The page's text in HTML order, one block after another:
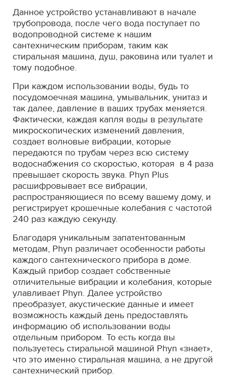
Данное устройство устанавливают в начале
трубопровода, после чего вода поступает по
водопроводной системе к нашим
сантехническим приборам, таким как
стиральная машина, душ, раковина или туалет и
тому подобное.
При каждом использовании воды, будь то
посудомоечная машина, умывальник, унитаз и
так далее, давление в ваших трубах меняется.
Фактически, каждая капля воды в результате
микроскопических изменений давления,
создает волновые вибрации, которые
передаются по трубам через всю систему
водоснабжения со скоростью, которая в 4 раза
превышает скорость звука. Phyn Plus
расшифровывает все вибрации,
распространяющиеся по всему вашему дому, и
регистрирует крошечные колебания с частотой
240 раз каждую секунду.
Благодаря уникальным запатентованным
методам, Phyn различает особенности работы
каждого сантехнического прибора в доме.
Каждый прибор создает собственные
отличительные вибрации и колебания, которые
улавливает Phyn. Далее устройство
преобразует, акустические данные и имеет
возможность каждый день предоставлять
информацию об использовании воды
отдельным прибором. То есть когда вы
пользуетесь стиральной машиной Phyn «знает»,
что это именно стиральная машина, а не другой
сантехнический прибор.